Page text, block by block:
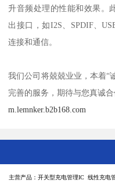
ASC6612芯片还支持多种